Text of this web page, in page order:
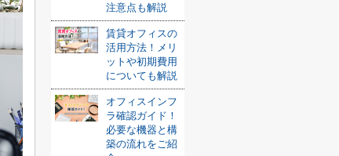
注意点も解説
賃貸オフィスの
活用方法！メリ
ットや初期費用
についても解説
オフィスインフ
ラ確認ガイド！
必要な機器と構
築の流れをご紹